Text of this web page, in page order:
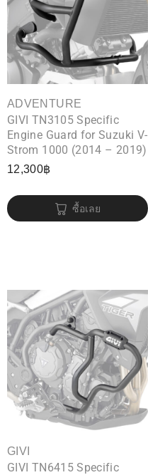
ADVENTURE
GIVI TN3105 Specific
Engine Guard for Suzuki V-
Strom 1000 (2014 – 2019)
12,300฿
ซื้อเลย
GIVI
GIVI TN6415 Specific